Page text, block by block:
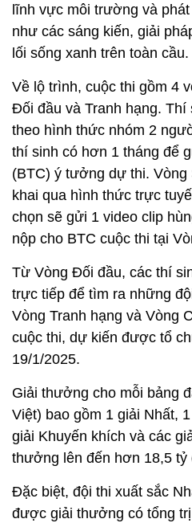
lĩnh vực môi trường và
như các sáng kiến, giải
lối sống xanh trên toàn cầu.
Về lộ trình, cuộc thi gồm 4
Đối đầu và Tranh hạng. Thí
theo hình thức nhóm 2
thí sinh có hơn 1 tháng để
(BTC) ý tưởng dự thi.
khai qua hình thức trực
chọn sẽ gửi 1 video clip
nộp cho BTC cuộc thi tại
Từ Vòng Đối đầu, các thí
trực tiếp để tìm ra những
Vòng Tranh hạng và Vòng
cuộc thi, dự kiến được tổ
19/1/2025.
Giải thưởng cho mỗi bảng
Việt) bao gồm 1 giải Nhất,
giải Khuyến khích và các
thưởng lên đến hơn 18,5 tỷ
Đặc biệt, đội thi xuất sắc
được giải thưởng có tổng